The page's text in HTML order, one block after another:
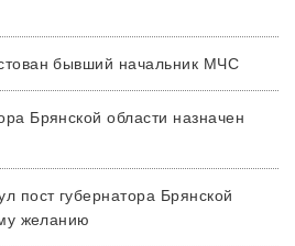
бывший начальник МЧС
Брянской области назначен
пост губернатора Брянской
желанию